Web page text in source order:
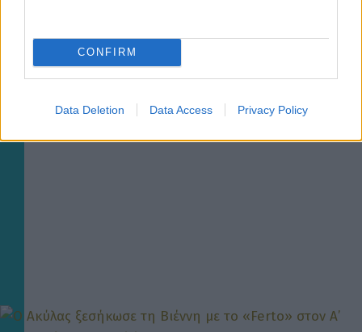
CONFIRM
Data Deletion Data Access Privacy Policy
Eurovision: Παραλίγο αποκαλυπτικό ατύχημα με την
Αντιγόνη της Κύπρου (ΦΩΤΟ)